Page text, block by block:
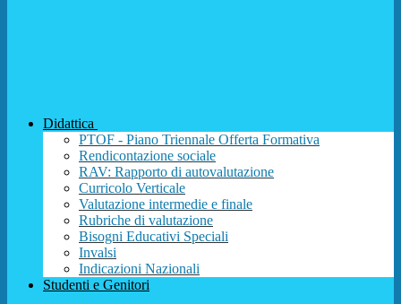
Didattica
PTOF - Piano Triennale Offerta Formativa
Rendicontazione sociale
RAV: Rapporto di autovalutazione
Curricolo Verticale
Valutazione intermedie e finale
Rubriche di valutazione
Bisogni Educativi Speciali
Invalsi
Indicazioni Nazionali
Studenti e Genitori